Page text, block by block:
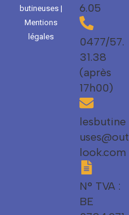
butineuses |
Mentions
légales
6.05
0477/57.
31.38
(après
17h00)
lesbutine
uses@out
look.com
N° TVA :
BE